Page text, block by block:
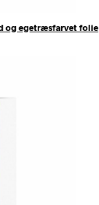
og egetræsfarvet folie